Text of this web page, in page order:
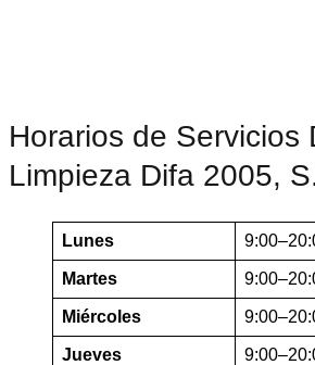
Horarios de Servicios
Limpieza Difa 2005,
Lunes
Martes
Miércoles
Jueves